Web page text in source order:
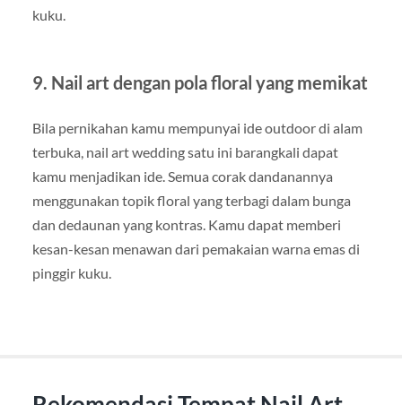
kuku.
9. Nail art dengan pola floral yang memikat
Bila pernikahan kamu mempunyai ide outdoor di alam
terbuka, nail art wedding satu ini barangkali dapat
kamu menjadikan ide. Semua corak dandanannya
menggunakan topik floral yang terbagi dalam bunga
dan dedaunan yang kontras. Kamu dapat memberi
kesan-kesan menawan dari pemakaian warna emas di
pinggir kuku.